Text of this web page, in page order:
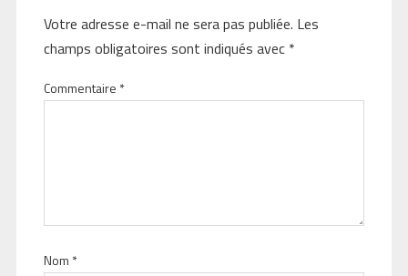
Votre adresse e-mail ne sera pas publiée. Les
champs obligatoires sont indiqués avec *
Commentaire *
Nom *